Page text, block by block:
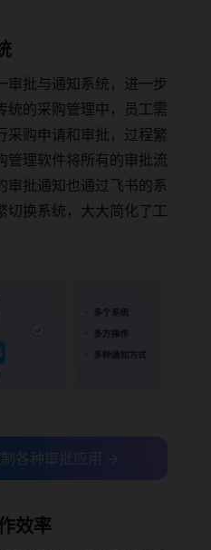
审批与通知系统，进一步
统的采购管理中，员工需
采购申请和审批，过程繁
管理软件将所有的审批流
审批通知也通过飞书的系
切换系统，大大简化了工
各种审批应用 →
效率